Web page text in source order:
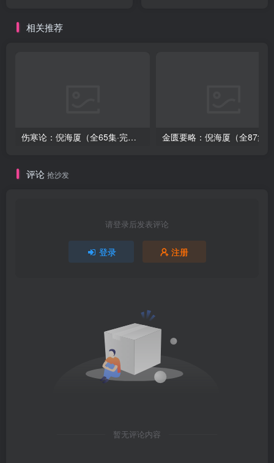
相关推荐
伤寒论：倪海厦（全65集·完整版）
评论 抢沙发
请登录后发表评论
登录 注册
暂无评论内容